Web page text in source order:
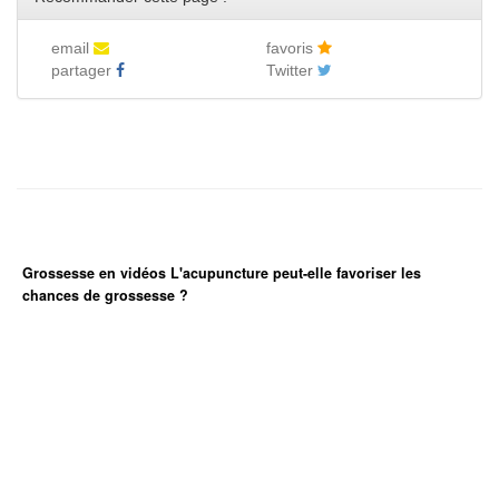
email
favoris
partager
Twitter
Grossesse en vidéos L'acupuncture peut-elle favoriser les
chances de grossesse ?